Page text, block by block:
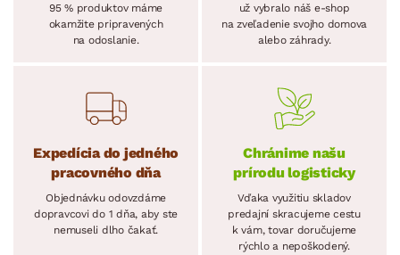
95 % produktov máme
okamžite pripravených
na odoslanie.
už vybralo náš e-shop
na zveľadenie svojho domova
alebo záhrady.
Expedícia do jedného
pracovného dňa
Objednávku odovzdáme
dopravcovi do 1 dňa, aby ste
nemuseli dlho čakať.
Chránime našu
prírodu logisticky
Vďaka využitiu skladov
predajní skracujeme cestu
k vám, tovar doručujeme
rýchlo a nepoškodený.